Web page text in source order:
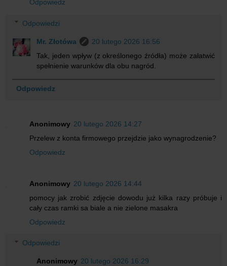
Odpowiedz
Odpowiedzi
Mr. Złotówa
20 lutego 2026 16:56
Tak, jeden wpływ (z określonego źródła) może załatwić
spełnienie warunków dla obu nagród.
Odpowiedz
Anonimowy 20 lutego 2026 14:27
Przelew z konta firmowego przejdzie jako wynagrodzenie?
Odpowiedz
Anonimowy 20 lutego 2026 14:44
pomocy jak zrobić zdjęcie dowodu już kilka razy próbuje i
cały czas ramki sa biale a nie zielone masakra
Odpowiedz
Odpowiedzi
Anonimowy 20 lutego 2026 16:29